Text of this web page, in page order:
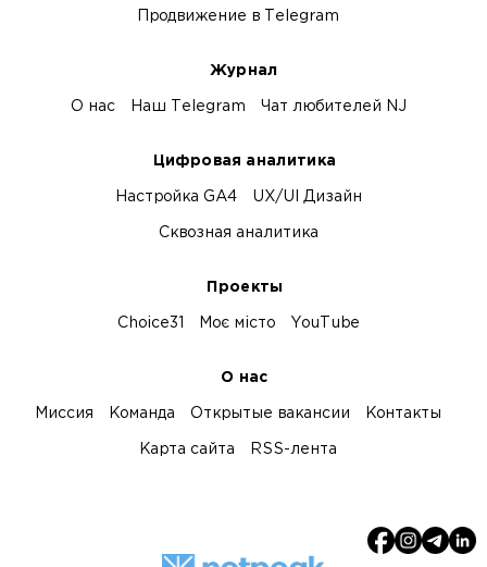
Продвижение в Telegram
Журнал
О нас Наш Telegram Чат любителей NJ
Цифровая аналитика
Настройка GA4 UX/UI Дизайн
Сквозная аналитика
Проекты
Choice31 Моє місто YouTube
О нас
Миссия Команда Открытые вакансии Контакты
Карта сайта RSS-лента